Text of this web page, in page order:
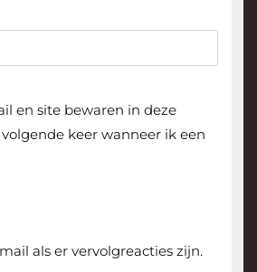
en site bewaren in deze
keer wanneer ik een
als er vervolgreacties zijn.